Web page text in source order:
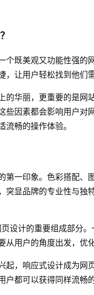
？
个既美观又功能性强
让用户轻松找到他们
的华丽，更重要的是
些因素都会影响用户
畅的操作体验。
第一印象。色彩搭配
显品牌的专业性与独
设计的重要组成部分
用户的角度出发，优
起，响应式设计成为网
都可以获得同样流畅的